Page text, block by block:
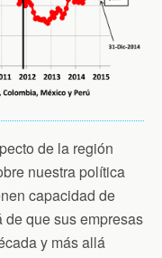
de la región
nuestra política
capacidad de
que sus empresas
y más allá